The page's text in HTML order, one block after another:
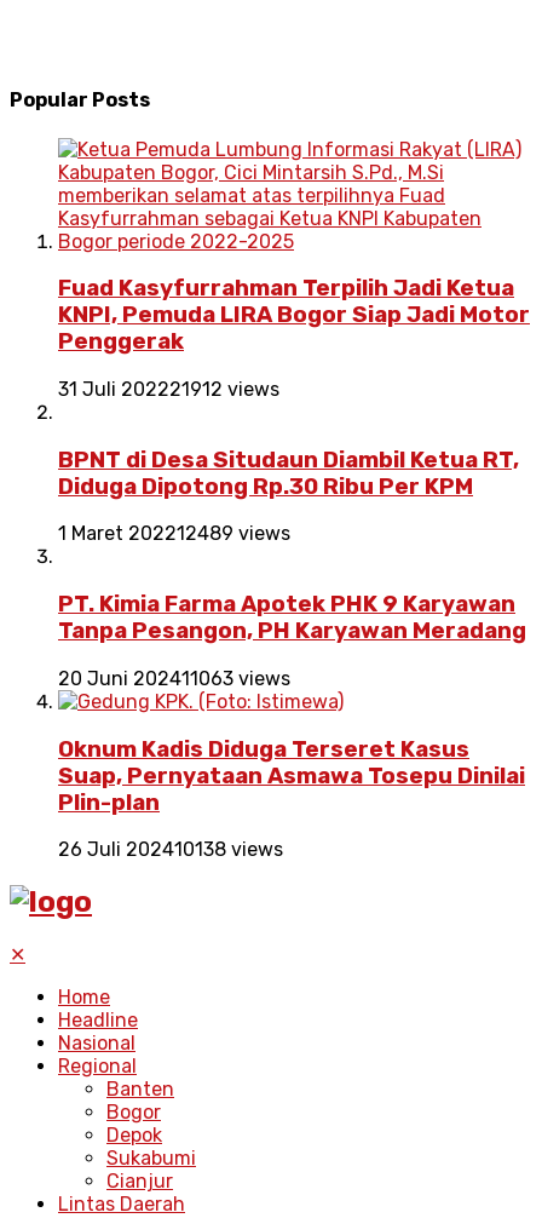
Popular Posts
Fuad Kasyfurrahman Terpilih Jadi Ketua
KNPI, Pemuda LIRA Bogor Siap Jadi Motor
Penggerak
31 Juli 202221912 views
BPNT di Desa Situdaun Diambil Ketua RT,
Diduga Dipotong Rp.30 Ribu Per KPM
1 Maret 202212489 views
PT. Kimia Farma Apotek PHK 9 Karyawan
Tanpa Pesangon, PH Karyawan Meradang
20 Juni 202411063 views
Oknum Kadis Diduga Terseret Kasus
Suap, Pernyataan Asmawa Tosepu Dinilai
Plin-plan
26 Juli 202410138 views
✕
Home
Headline
Nasional
Regional
Banten
Bogor
Depok
Sukabumi
Cianjur
Lintas Daerah